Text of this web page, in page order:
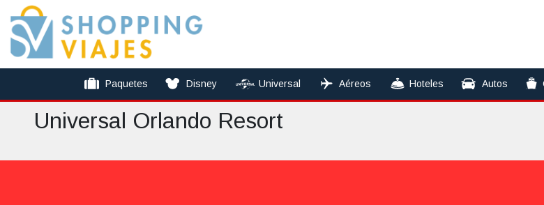
Paquetes Disney Universal Aéreos Hoteles Autos
Universal Orlando Resort